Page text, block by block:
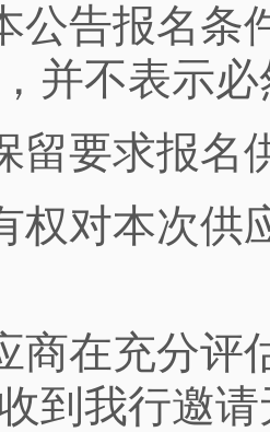
公告报名条
并不表示
留要求报名
权对本次供
商在充分评
到我行邀